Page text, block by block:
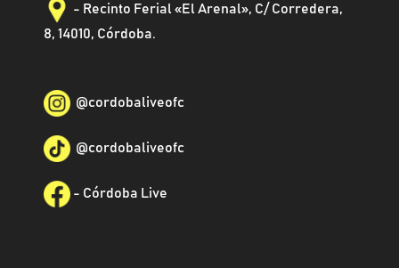
- Recinto Ferial «El Arenal», C/ Corredera,
8, 14010, Córdoba.
@cordobaliveofc
@cordobaliveofc
- Córdoba Live